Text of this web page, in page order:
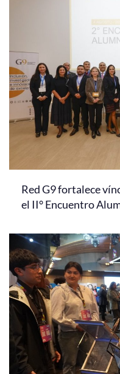
Red G9 fortalece
el II° Encuentro